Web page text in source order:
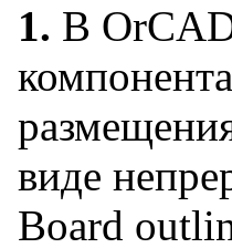
1. В
виде
Board